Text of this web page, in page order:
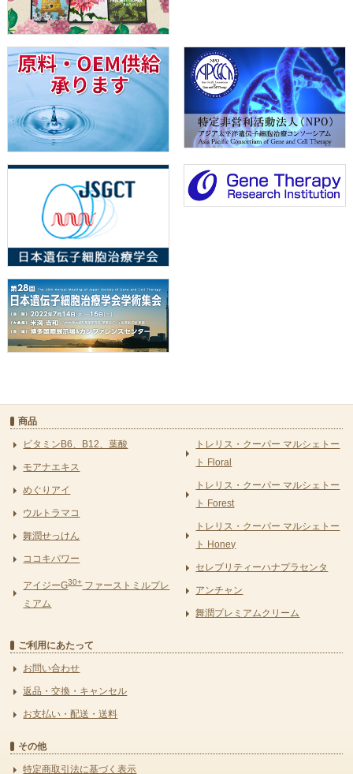
商品
ビタミンB6、B12、葉酸
モアナエキス
めぐりアイ
ウルトラマコ
舞潤せっけん
ココキパワー
アイジーG30+ファーストミルプレ
ミアム
トレリス・クーパー マルシェトー
ト Floral
トレリス・クーパー マルシェトー
ト Forest
トレリス・クーパー マルシェトー
ト Honey
セレブリティーハナプラセンタ
アンチャン
舞潤プレミアムクリーム
ご利用にあたって
お問い合わせ
返品・交換・キャンセル
お支払い・配送・送料
その他
特定商取引法に基づく表示